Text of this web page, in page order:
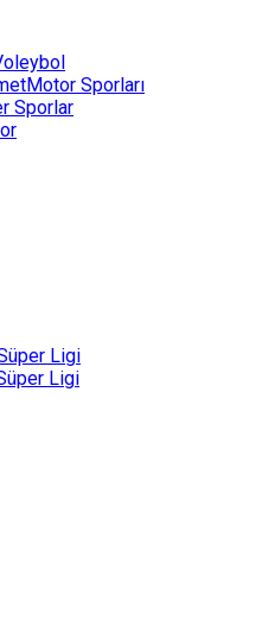
Motor Sporları
Sporlar
Ligi
Ligi